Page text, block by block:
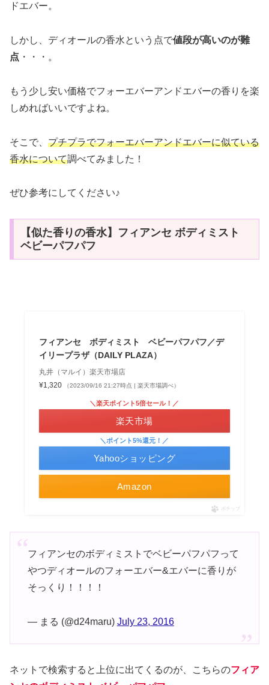
ドエバー。
しかし、ディオールの香水という点で値段が高いのが難
点 ・・・。
もう少し安い価格でフォーエバーアンドエバーの香りを楽
しめればいいですよね。
そこで、 プチプラでフォーエバーアンドエバーに似ている
香水について調べてみました！
ぜひ参考にしてください♪
【似た香りの香水】フィアンセ ボディミスト
ベビーパフパフ
フィアンセ ボディミスト ベビーパフパフ／デ
イリープラザ（DAILY PLAZA）
丸井（マルイ）楽天市場店
¥1,320
（2023/09/16 21:27時点 | 楽天市場調べ）
Amazon
＼楽天ポイント5倍セール！／
楽天市場
＼ポイント5%還元！／
Yahooショッピング
ポチップ
フィアンセのボディミストでベビーパフパフって
やつディオールのフォーエバー&エバーに香りが
そっくり！！！！
— まる (@d24maru) July 23, 2016
ネットで検索すると上位に出てくるのが、こちらのフィア